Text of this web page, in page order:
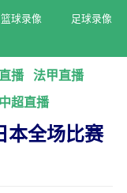
篮球录像
足球录像
播
法甲直播
中超直播
本全场比赛